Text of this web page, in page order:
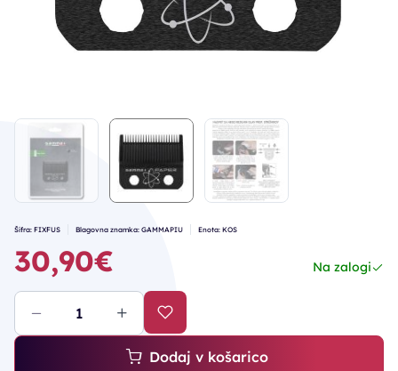
Šifra: FIXFUS Blagovna znamka: GAMMAPIU Enota: KOS
30,90€ Na zalogi
Dodaj v košarico